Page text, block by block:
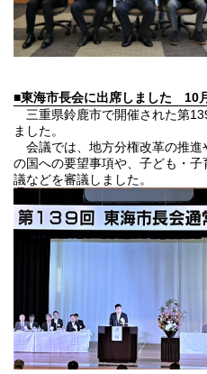
■東海市長会に出席しました 10
三重県鈴鹿市で開催された第
ました。
会議では、地方分権改革の推進
の国への要望事項や、子ども・
議などを審議しました。